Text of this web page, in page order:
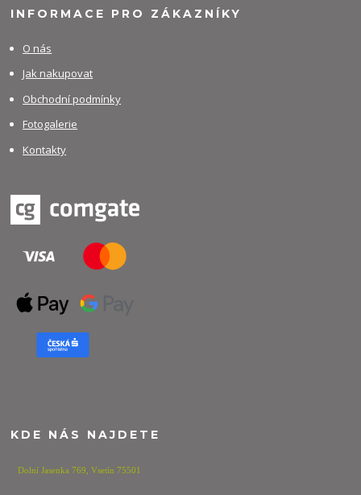
INFORMACE PRO ZÁKAZNÍKY
O nás
Jak nakupovat
Obchodní podmínky
Fotogalerie
Kontakty
KDE NÁS NAJDETE
Dolní Jasenka 769,Vsetín 75501